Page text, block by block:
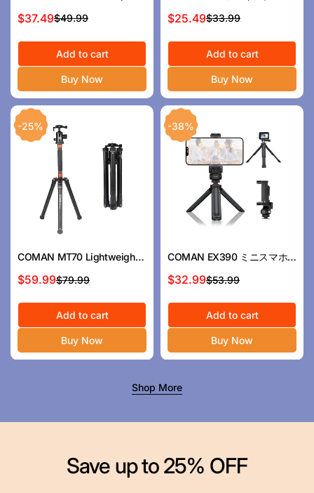
ンを備えた旅行三脚、モノポ
ッドへの転換可能
セ
ー
ス
プ
ラ
イ
ス
$37.49
通
常
格
$49.99
Add to cart
Buy Now
話三脚、防水、gopro＆vlog
用のポータブル
セ
ー
ス
プ
ラ
イ
ス
$25.49
通
常
格
$33.99
Add to cart
Buy Now
COMAN MT70 Lightweight
Portable Travel Tripod with
360° Panoramic
セ
ー
ス
プ
$59.99
通
常
格
$79.99
Add to cart
Buy Now
-25%
COMAN EX390 ミニスマホ
三脚 1/4" ネジ、Arca Swiss
三脚ヘッドと互換性あり
セ
ー
ス
プ
イ
$32.99
通
常
格
$53.99
Add to cart
Buy Now
-38%
Shop More
Save up to 25% OFF